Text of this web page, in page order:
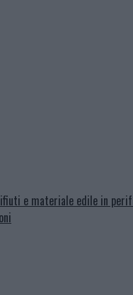
e materiale edile in